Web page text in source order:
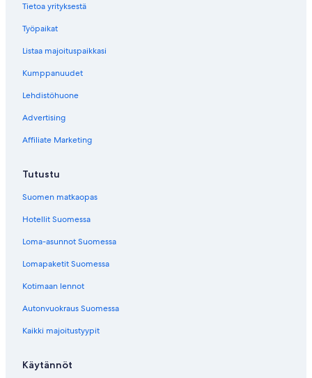
Tietoa yrityksestä
Työpaikat
Listaa majoituspaikkasi
Kumppanuudet
Lehdistöhuone
Advertising
Affiliate Marketing
Tutustu
Suomen matkaopas
Hotellit Suomessa
Loma-asunnot Suomessa
Lomapaketit Suomessa
Kotimaan lennot
Autonvuokraus Suomessa
Kaikki majoitustyypit
Käytännöt